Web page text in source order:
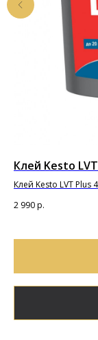
Клей Kesto
Клей Kesto LVT Plus
2 990р.